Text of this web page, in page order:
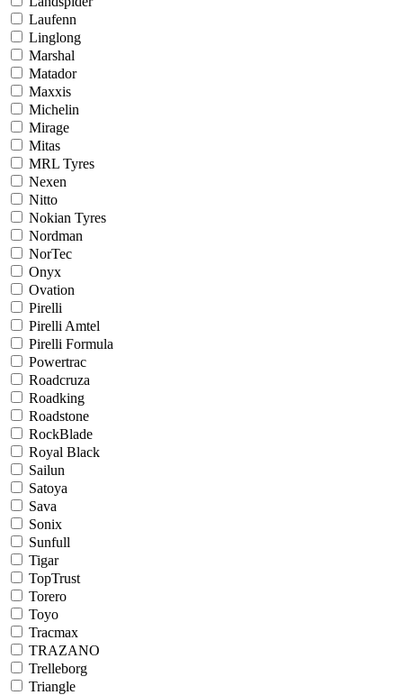
Laufenn
Linglong
Marshal
Matador
Maxxis
Michelin
Mirage
Mitas
MRL Tyres
Nexen
Nitto
Nokian Tyres
Nordman
NorTec
Onyx
Ovation
Pirelli
Pirelli Amtel
Pirelli Formula
Powertrac
Roadcruza
Roadking
Roadstone
RockBlade
Royal Black
Sailun
Satoya
Sava
Sonix
Sunfull
Tigar
TopTrust
Torero
Toyo
Tracmax
TRAZANO
Trelleborg
Triangle